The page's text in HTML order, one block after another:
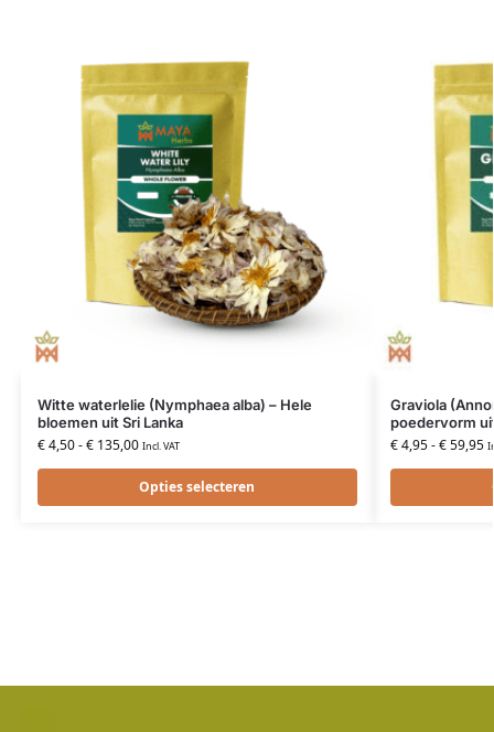
Witte waterlelie (Nymphaea alba) – Hele
bloemen uit Sri Lanka
€4,50-€135,00 Incl. VAT
Opties selecteren
Graviola
poedervorm
€4,95-€59,95